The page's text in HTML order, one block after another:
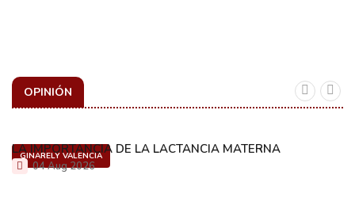
OPINIÓN
GINARELY VALENCIA
LA IMPORTANCIA DE LA LACTANCIA MATERNA
04 Aug 2026